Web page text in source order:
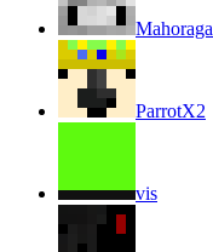
ParrotX2
vis